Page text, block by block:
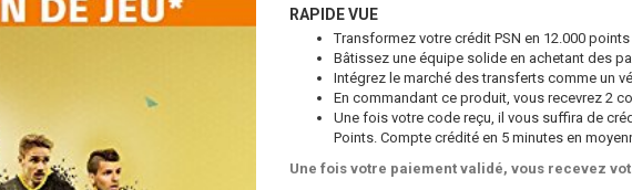
RAPIDE VUE
Transformez votre crédit PSN en 12.000 points
Bâtissez une équipe solide en achetant des
Intégrez le marché des transferts comme un
En commandant ce produit, vous recevrez 2
Une fois votre code reçu, il vous suffira de
Points. Compte crédité en 5 minutes en
Une fois votre paiement validé, vous recevez